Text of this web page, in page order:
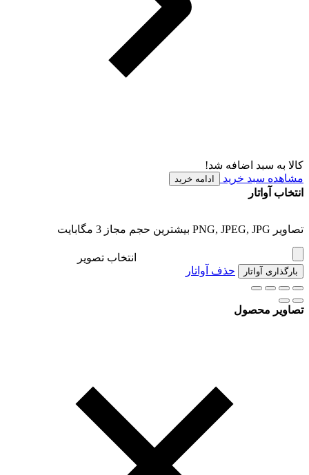
کالا به سبد اضافه شد!
مشاهده سبد خرید
ادامه خرید
انتخاب آواتار
تصاویر PNG, JPEG, JPG بیشترین حجم مجاز 3 مگابایت
انتخاب تصویر
بارگذاری آواتار حذف آواتار
تصاویر محصول